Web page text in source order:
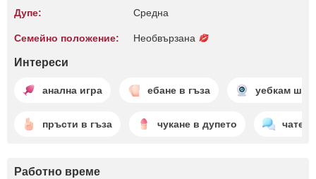
Дупе: Среднa
Семейно положение: Необвързана
Интереси
анална игра ебане в гъза уебкам шоу
пръсти в гъза чукане в дупето чатене
Работно време